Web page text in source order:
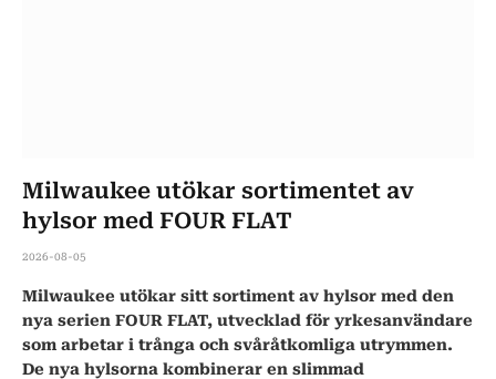
Milwaukee utökar sortimentet av
hylsor med FOUR FLAT
2026-08-05
Milwaukee utökar sitt sortiment av hylsor med den
nya serien FOUR FLAT, utvecklad för yrkesanvändare
som arbetar i trånga och svåråtkomliga utrymmen.
De nya hylsorna kombinerar en slimmad